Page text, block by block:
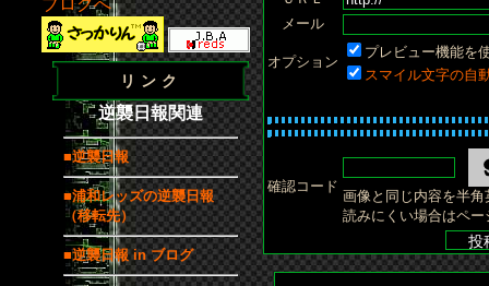
リンク
逆襲日報関連
■逆襲日報
■浦和レッズの逆襲日報
（移転先）
■逆襲日報 in ブログ
メール
オプション
プレビュー機能を
スマイル文字の自
確認コード
画像と同じ内容を半
読みにくい場合はペ